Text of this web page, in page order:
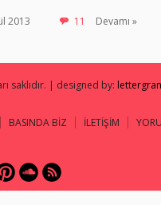
2013 11 Devamı »
saklıdır. | designed by:
BASINDA BİZ İLETİŞİM